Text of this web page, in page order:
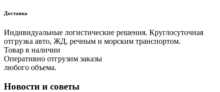
Доставка
Индивидуальные логистические решения. Круглосуточная
отгрузка авто, ЖД, речным и морским транспортом.
Товар в наличии
Оперативно отгрузим заказы
любого объема.
Новости и советы